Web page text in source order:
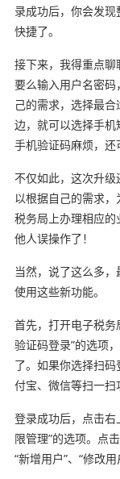
录成功后，你会发
快捷了。
接下来，我得重点聊
要么输入用户名密
己的需求，选择最
边，就可以选择手
手机验证码麻烦，还
不仅如此，这次升
以根据自己的需求
税务局上办理相应
他人误操作了！
当然，说了这么多
使用这些新功能。
首先，打开电子税
验证码登录”的选项
了。如果你选择扫
付宝、微信等扫一扫
登录成功后，点击右
限管理”的选项。点
“新增用户”、“修改